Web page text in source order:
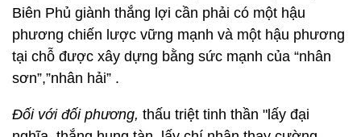
Biên Phủ giành thắng lợi cần phải có một hậu
phương chiến lược vững mạnh và một hậu phương
tại chỗ được xây dựng bằng sức mạnh của “nhân
sơn”,”nhân hải” .
Đối với đối phương, thấu triệt tinh thần "lấy đại